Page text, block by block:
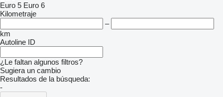
Euro 5 Euro 6
Kilometraje
–
km
Autoline ID
¿Le faltan algunos filtros?
Sugiera un cambio
Resultados de la búsqueda:
-